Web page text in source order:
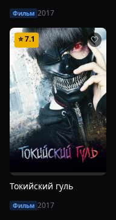
Фильм 2017
⭐7.1 🤍
Токийский гуль
Фильм 2017